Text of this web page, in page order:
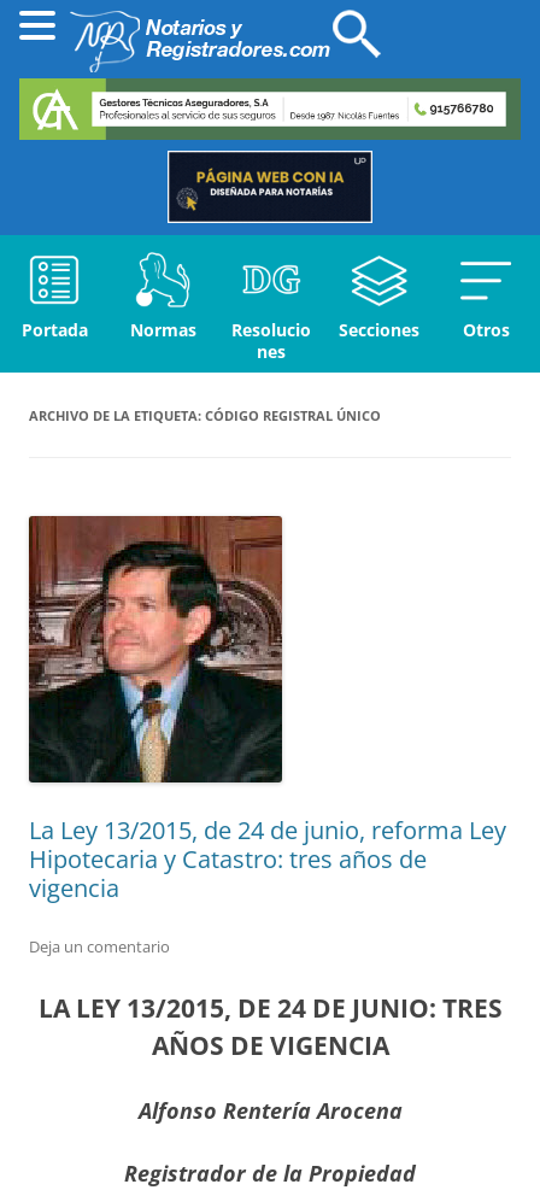
Portada Normas
Resolucio
nes
Secciones Otros
ARCHIVO DE LA ETIQUETA: CÓDIGO REGISTRAL ÚNICO
La Ley 13/2015, de 24 de junio, reforma Ley
Hipotecaria y Catastro: tres años de
vigencia
Deja un comentario
LA LEY 13/2015, DE 24 DE JUNIO: TRES
AÑOS DE VIGENCIA
Alfonso Rentería Arocena
Registrador de la Propiedad